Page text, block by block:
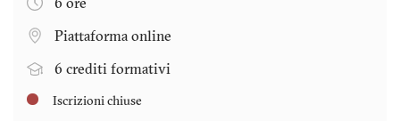
6 ore
Piattaforma online
6 crediti formativi
Iscrizioni chiuse